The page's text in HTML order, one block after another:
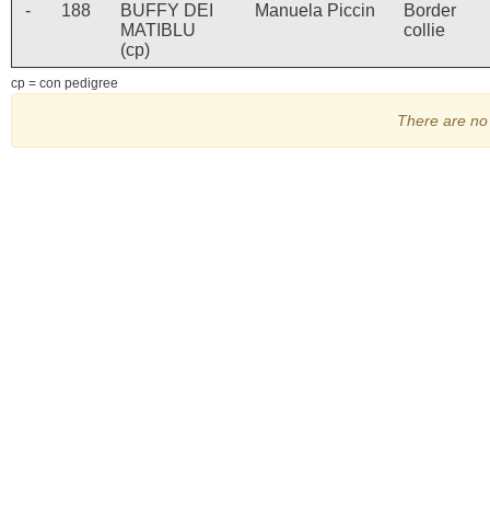
- 188
BUFFY DEI
MATIBLU
(cp)
Manuela Piccin
Border
collie
cp = con pedigree
There are